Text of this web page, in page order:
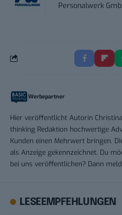
Personalwerk
Werbepartner
Hier veröffentlicht Autorin
thinking Redaktion hochwertige
Kunden einen Mehrwert bringen.
als Anzeige gekennzeichnet. Du
bei uns veröffentlichen? Dann
LESEEMPFEHLUNGEN